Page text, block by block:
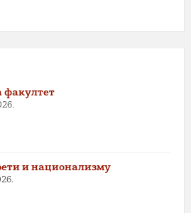
факултет
и национализму